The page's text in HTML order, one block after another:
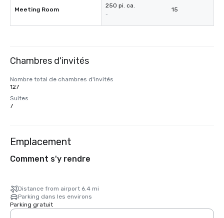
Meeting Room
250 pi. ca.
-
15
Chambres d'invités
Nombre total de chambres d'invités
127
Suites
7
Emplacement
Comment s'y rendre
Distance from airport 6.4 mi
Parking dans les environs
Parking gratuit